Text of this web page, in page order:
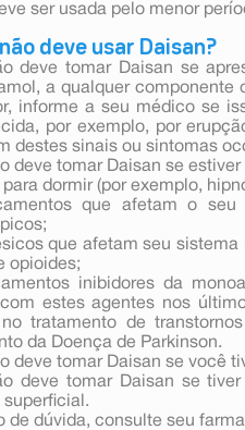
ser usada pelo menor
deve usar Daisan?
deve tomar Daisan se
a qualquer componente
informe a seu médico se
por exemplo, por
destes sinais ou sintomas
deve tomar Daisan se estiver
dormir (por exemplo,
que afetam o seu
que afetam seu
opioides;
inibidores da
estes agentes nos
no tratamento de
da Doença de Parkinson.
deve tomar Daisan se você
deve tomar Daisan se
superficial.
de dúvida, consulte seu